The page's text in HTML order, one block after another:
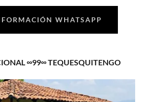
WHATSAPP
∞99∞ TEQUESQUITENGO